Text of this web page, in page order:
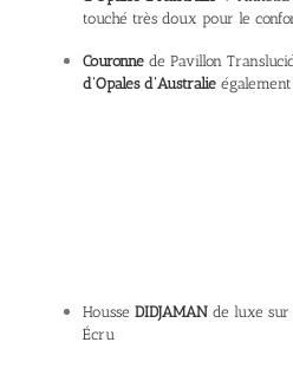
touché très doux pour le
Couronne de Pavillon
d’Opales d’Australie également
Housse DIDJAMAN de luxe sur
Écru